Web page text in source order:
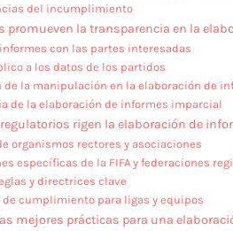
del incumplimiento
promueven la transparencia en la
con las partes interesadas
a los datos de los partidos
de la manipulación en la elaboración de
de la elaboración de informes imparcial
rigen la elaboración de
organismos rectores y asociaciones
específicas de la FIFA y federaciones
y directrices clave
de cumplimiento para ligas y equipos
mejores prácticas para una